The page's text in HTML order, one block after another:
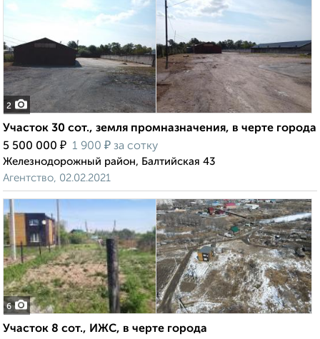
2
Участок 30 сот., земля промназначения, в черте города
5 500 000 ₽ 1 900 ₽ за сотку
Железнодорожный район, Балтийская 43
Агентство, 02.02.2021
6
Участок 8 сот., ИЖС, в черте города